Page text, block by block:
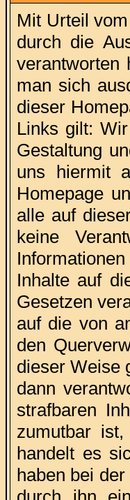
Mit Urteil
durch die
verantworten
man sich
dieser
Links gilt:
Gestaltung
uns hiermit
Homepage
alle auf
keine
Inhalte auf
Gesetzen
auf die von
den
dieser Weise
dann
strafbaren
zumutbar
handelt es
haben bei